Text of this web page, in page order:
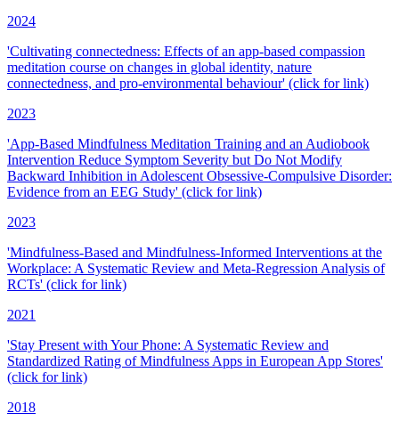
2024
'Cultivating connectedness: Effects of an app-based compassion
meditation course on changes in global identity, nature
connectedness, and pro-environmental behaviour' (click for link)
2023
'App-Based Mindfulness Meditation Training and an Audiobook
Intervention Reduce Symptom Severity but Do Not Modify
Backward Inhibition in Adolescent Obsessive-Compulsive Disorder:
Evidence from an EEG Study' (click for link)
2023
'Mindfulness-Based and Mindfulness-Informed Interventions at the
Workplace: A Systematic Review and Meta-Regression Analysis of
RCTs' (click for link)
2021
'Stay Present with Your Phone: A Systematic Review and
Standardized Rating of Mindfulness Apps in European App Stores'
(click for link)
2018